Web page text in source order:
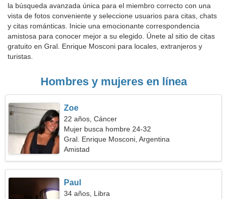
la búsqueda avanzada única para el miembro correcto con una
vista de fotos conveniente y seleccione usuarios para citas, chats
y citas románticas. Inicie una emocionante correspondencia
amistosa para conocer mejor a su elegido. Únete al sitio de citas
gratuito en Gral. Enrique Mosconi para locales, extranjeros y
turistas.
Hombres y mujeres en línea
Zoe
22 años, Cáncer
Mujer busca hombre 24-32
Gral. Enrique Mosconi, Argentina
Amistad
Paul
34 años, Libra